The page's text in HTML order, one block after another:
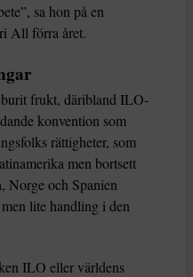
sa hon på en
All förra året.
frukt, däribland ILO-
konvention som
rättigheter, som
men bortsett
Norge och Spanien
lite handling i den
ILO eller världens